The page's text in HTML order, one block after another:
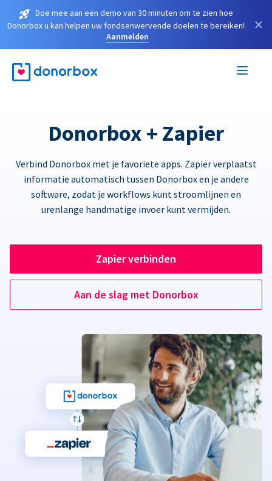
Doe mee aan een demo van 30 minuten om te zien hoe
Donorbox u kan helpen uw fondsenwervende doelen te bereiken!
Aanmelden
×
Donorbox + Zapier
Verbind Donorbox met je favoriete apps. Zapier verplaatst
informatie automatisch tussen Donorbox en je andere
software, zodat je workflows kunt stroomlijnen en
urenlange handmatige invoer kunt vermijden.
Zapier verbinden
Aan de slag met Donorbox